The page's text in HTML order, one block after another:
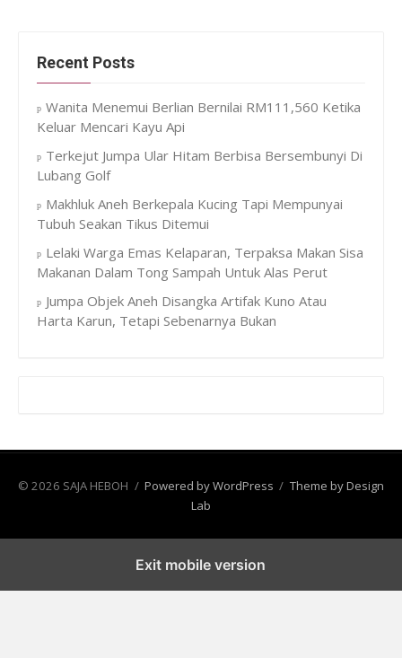
Recent Posts
Wanita Menemui Berlian Bernilai RM111,560 Ketika
Keluar Mencari Kayu Api
Terkejut Jumpa Ular Hitam Berbisa Bersembunyi Di
Lubang Golf
Makhluk Aneh Berkepala Kucing Tapi Mempunyai
Tubuh Seakan Tikus Ditemui
Lelaki Warga Emas Kelaparan, Terpaksa Makan Sisa
Makanan Dalam Tong Sampah Untuk Alas Perut
Jumpa Objek Aneh Disangka Artifak Kuno Atau
Harta Karun, Tetapi Sebenarnya Bukan
© 2026 SAJA HEBOH / Powered by WordPress / Theme by Design
Lab
Exit mobile version